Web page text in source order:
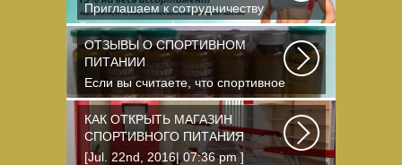
Приглашаем к сотрудничеству
организации, занимающихся
продажей спортивного...
ОТЗЫВЫ О СПОРТИВНОМ
ПИТАНИИ
Если вы считаете, что спортивное
питание — это стероиды и
протеин в шприцах...
КАК ОТКРЫТЬ МАГАЗИН
СПОРТИВНОГО ПИТАНИЯ
[Jul. 22nd, 2016| 07:36 pm ]